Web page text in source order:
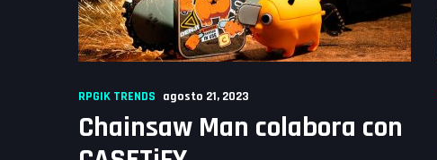
RPGIK TRENDS agosto 21, 2023
Chainsaw Man colabora con